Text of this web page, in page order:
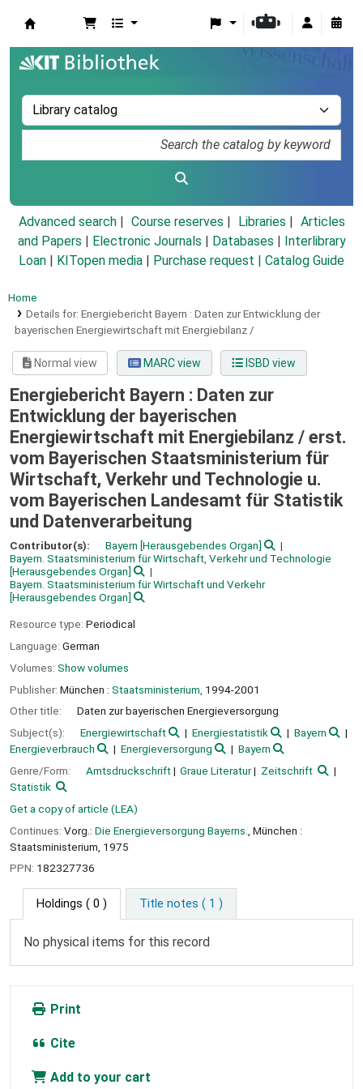
Advanced search Course reserves Libraries
Articles
and Papers
Electronic Journals Databases
Interlibrary
Loan
KITopen media Purchase request | Catalog Guide
Home
Details for: Energiebericht Bayern : Daten zur Entwicklung der
bayerischen Energiewirtschaft mit Energiebilanz /
Normal view MARC view ISBD view
Energiebericht Bayern : Daten zur
Entwicklung der bayerischen
Energiewirtschaft mit Energiebilanz / erst.
vom Bayerischen Staatsministerium für
Wirtschaft, Verkehr und Technologie u.
vom Bayerischen Landesamt für Statistik
und Datenverarbeitung
Contributor(s): Bayern [Herausgebendes Organ]
Bayern. Staatsministerium für Wirtschaft, Verkehr und Technologie
[Herausgebendes Organ]
Bayern. Staatsministerium für Wirtschaft und Verkehr
[Herausgebendes Organ]
Resource type: Periodical
Language: German
Volumes: Show volumes
Publisher: München : Staatsministerium, 1994-2001
Other title:
Daten zur bayerischen Energieversorgung
Subject(s):
Energiewirtschaft Energiestatistik
Bayern
Energieverbrauch
Energieversorgung
Bayern
Genre/Form:
Amtsdruckschrift Graue Literatur
Zeitschrift
Statistik
Get a copy of article (LEA)
Continues: Vorg.: Die Energieversorgung Bayerns.
, München :
Staatsministerium, 1975
PPN: 182327736
Holdings ( 0 ) Title notes ( 1 )
No physical items for this record
Print
Cite
Add to your cart